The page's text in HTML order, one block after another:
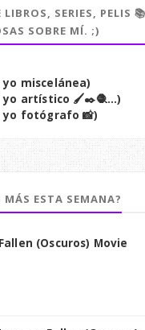
SERIES, PELIS 📚
SOBRE MÍ. ;)
miscelánea)
yo artístico 🖌️✒️🧶...)
yo fotógrafo 📸)
MÁS ESTA SEMANA?
Fallen (Oscuros) Movie